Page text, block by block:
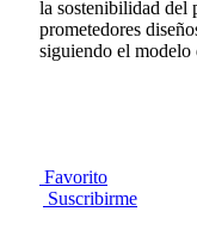
la sostenibilidad del
prometedores
siguiendo el modelo
Favorito
Suscribirme